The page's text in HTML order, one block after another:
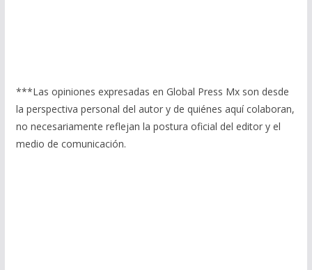
***Las opiniones expresadas en Global Press Mx son desde
la perspectiva personal del autor y de quiénes aquí colaboran,
no necesariamente reflejan la postura oficial del editor y el
medio de comunicación.